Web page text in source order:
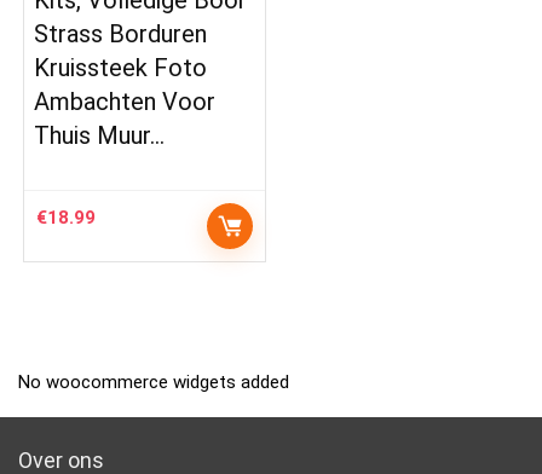
Strass Borduren
Kruissteek Foto
Ambachten Voor
Thuis Muur…
€18.99
No woocommerce widgets added
Over ons